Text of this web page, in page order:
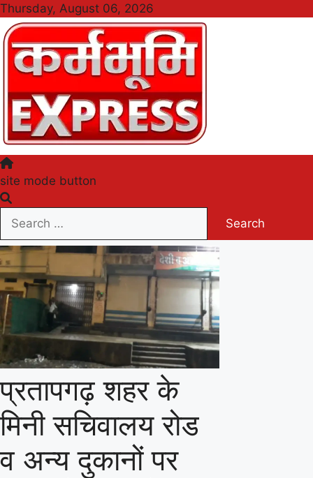
Skip
to
content
Thursday, August 06, 2026
Karmabhumi Express
site mode button
Search
for:
प्रतापगढ़ शहर के
मिनी सचिवालय रोड
व अन्य दुकानों पर